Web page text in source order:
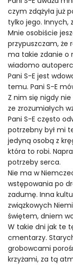
czym zdążyła już
tylko jego. Innych,
Mnie osobiście
przypuszczam, że
ma takie zdanie o
wiadomo
Pani S-E jest
temu. Pani S-E
Z nim się nigdy nie
ze zrozumiałych
Pani S-E często
potrzebny był mi
jedyną osobą z
która to robi.
potrzeby serca.
Nie ma w
wstępowania po
zadumę. Inna
związkowych
świętem, dniem
W takie dni jak te
cmentarzy.
grobowcami
krzyżami, za tą